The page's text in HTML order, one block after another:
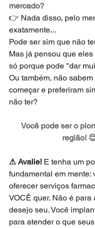
mercado?
👉 Nada disso, pelo
exatamente...
Pode ser sim que não
Mas já pensou que
só porque pode "dar
Ou também, não
começar e preferiram
não ter?
Você pode ser o
região!
⚠ Avalie! E tenha um
fundamental em mente:
oferecer serviços
VOCÊ quer. Não é para
desejo seu. Você
para atender o que